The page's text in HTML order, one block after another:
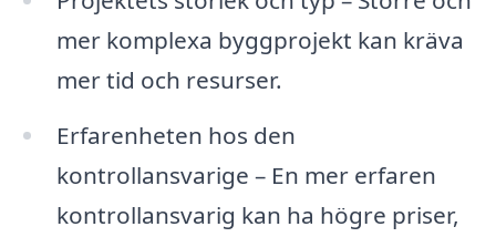
mer komplexa byggprojekt kan kräva
mer tid och resurser.
Erfarenheten hos den
kontrollansvarige – En mer erfaren
kontrollansvarig kan ha högre priser,